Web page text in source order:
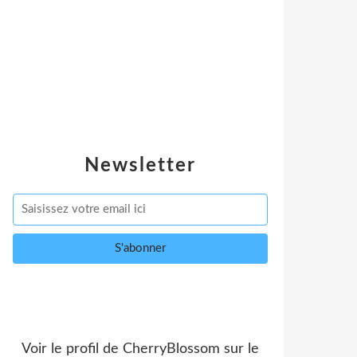
Newsletter
Voir le profil de CherryBlossom sur le